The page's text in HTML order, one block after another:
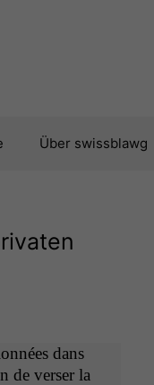
Über swissblawg
dans
de vers­er la